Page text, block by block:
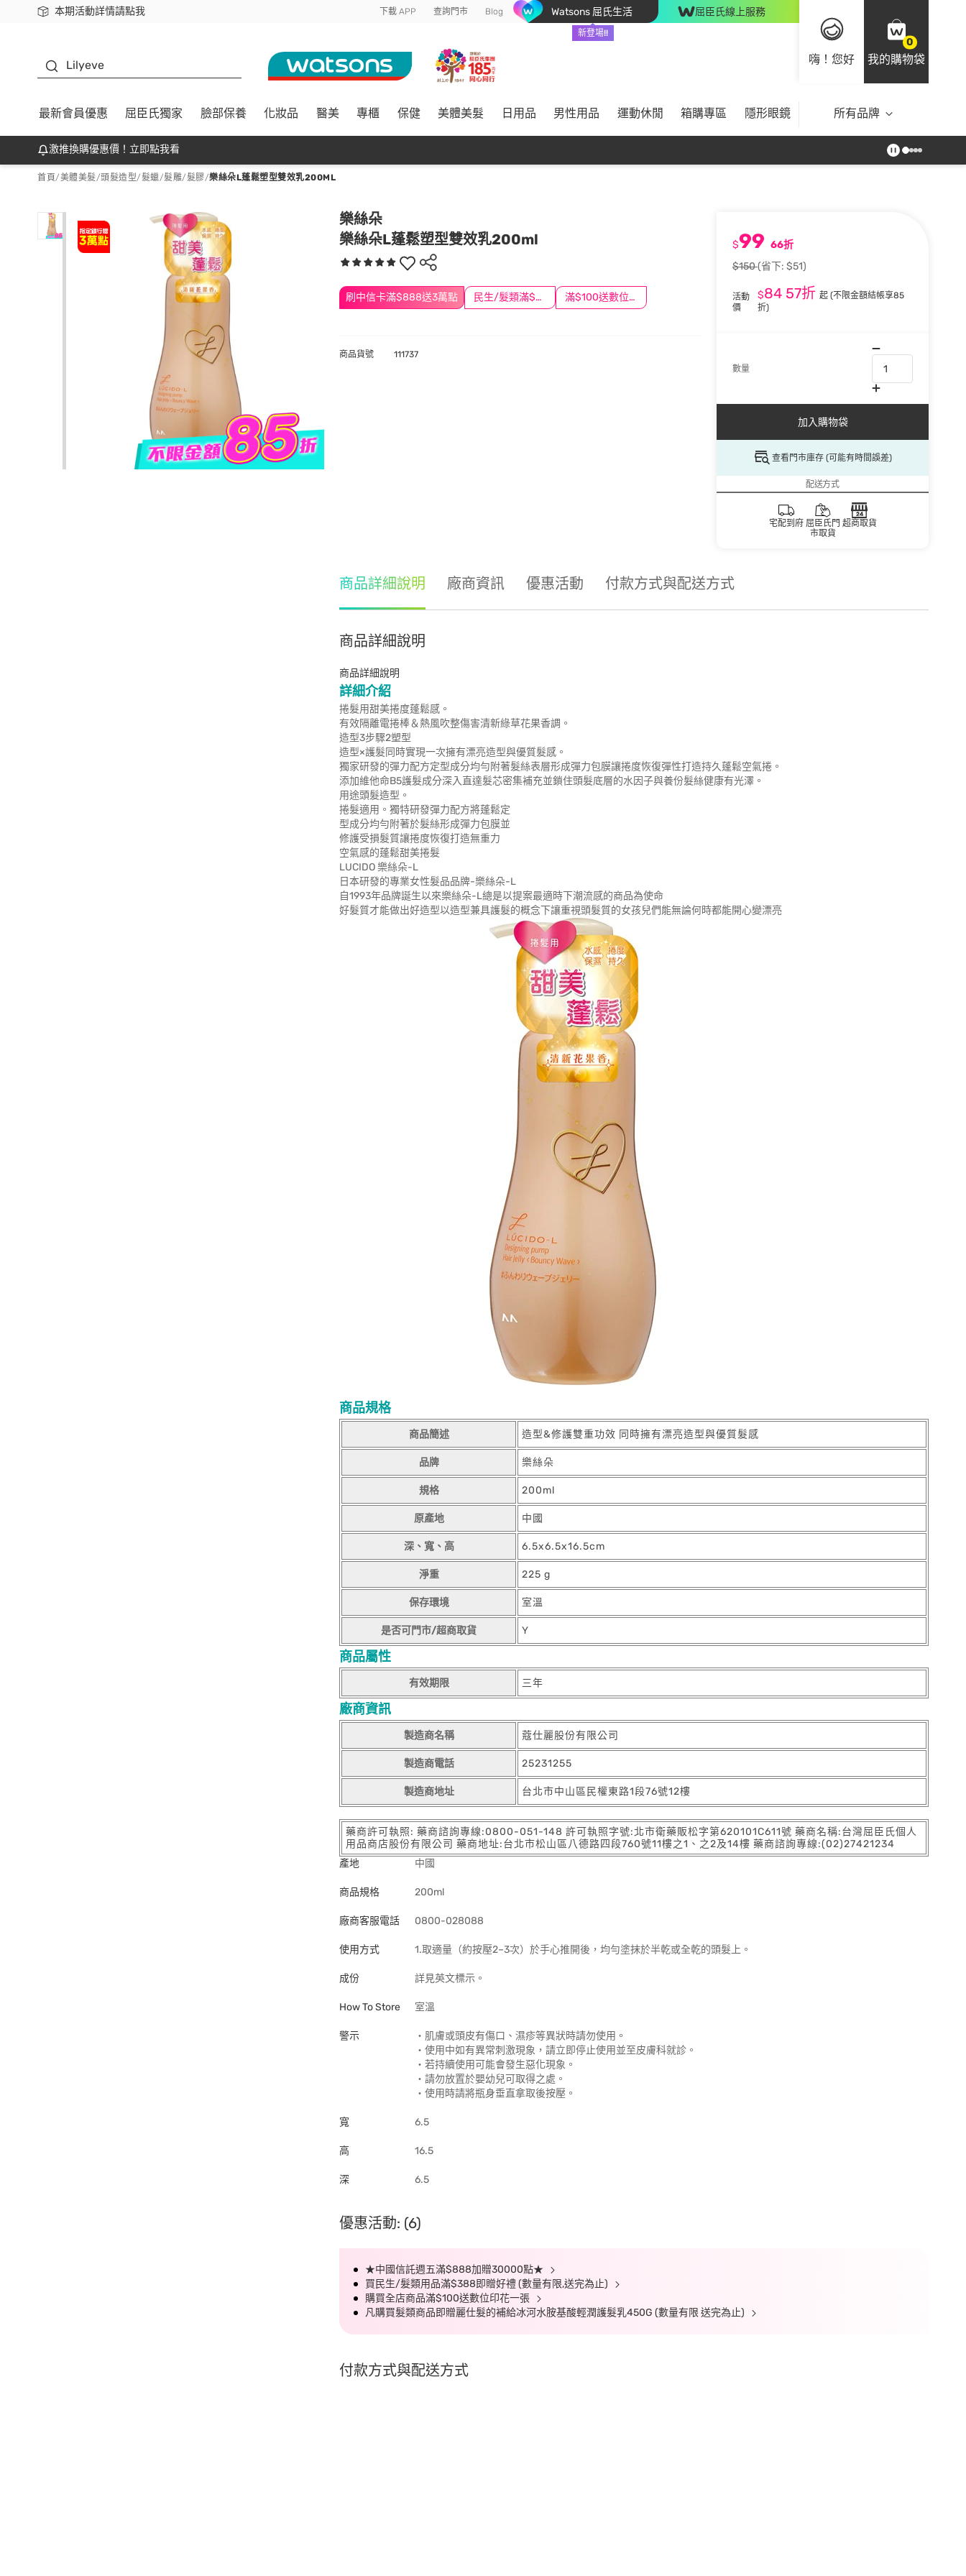
本期活動詳情請點我
下載app最高回饋$350 下載 APP 查詢門市 Blog Watsons 屈氏生活
新登場!!
屈臣氏線上服務
嗨！您好
0
我的購物袋
Lilyeve
最新會員優惠 屈臣氏獨家 臉部保養 化妝品 醫美 專櫃 保健 美體美髮 日用品 男性用品 運動休閒 箱購專區 隱形眼鏡 所有品牌
激推換購優惠價！立即點我看
首頁/美體美髮/頭髮造型/髮蠟/髮雕/髮膠/樂絲朵L蓬鬆塑型雙效乳200ML
樂絲朵
樂絲朵L蓬鬆塑型雙效乳200ml
刷中信卡滿$888送3萬點 民生/髮類滿$388送舒潔冰巾 滿$100送數位印花
$99 66折
$150(省下: $51)
活動
價
$84 57折起(不限金額結帳享85
折)
數量
加入購物袋
查看門市庫存 (可能有時間誤差)
配送方式
宅配到府 屈臣氏門
市取貨
超商取貨
商品貨號 111737
商品詳細說明 廠商資訊 優惠活動 付款方式與配送方式
商品詳細說明
商品詳細說明
詳細介紹
捲髮用甜美捲度蓬鬆感。
有效隔離電捲棒＆熱風吹整傷害清新綠草花果香調。
造型3步驟2塑型
造型×護髮同時實現一次擁有漂亮造型與優質髮感。
獨家研發的彈力配方定型成分均勻附著髮絲表層形成彈力包膜讓捲度恢復彈性打造持久蓬鬆空氣捲。
添加維他命B5護髮成分深入直達髮芯密集補充並鎖住頭髮底層的水因子與養份髮絲健康有光澤。
用途頭髮造型。
捲髮適用。獨特研發彈力配方將蓬鬆定
型成分均勻附著於髮絲形成彈力包膜並
修護受損髮質讓捲度恢復打造無重力
空氣感的蓬鬆甜美捲髮
LUCIDO 樂絲朵-L
日本研發的專業女性髮品品牌-樂絲朵-L
自1993年品牌誕生以來樂絲朵-L總是以提案最適時下潮流感的商品為使命
好髮質才能做出好造型以造型兼具護髮的概念下讓重視頭髮質的女孩兒們能無論何時都能開心變漂亮
商品規格
商品簡述 造型&修護雙重功效 同時擁有漂亮造型與優質髮感
品牌 樂絲朵
規格 200ml
原產地 中國
深、寬、高 6.5x6.5x16.5cm
淨重 225 g
保存環境 室溫
是否可門市/超商取貨 Y
商品屬性
有效期限 三年
廠商資訊
製造商名稱 蔻仕麗股份有限公司
製造商電話 25231255
製造商地址 台北市中山區民權東路1段76號12樓
藥商許可執照: 藥商諮詢專線:0800-051-148 許可執照字號:北市衛藥販松字第620101C611號 藥商名稱:台灣屈臣氏個人
用品商店股份有限公司 藥商地址:台北市松山區八德路四段760號11樓之1、之2及14樓 藥商諮詢專線:(02)27421234
產地
中國
商品規格 200ml
廠商客服電話 0800-028088
使用方式 1.取適量（約按壓2–3次）於手心推開後，均勻塗抹於半乾或全乾的頭髮上。
成份 詳見英文標示。
How To Store 室溫
警示
‧肌膚或頭皮有傷口、濕疹等異狀時請勿使用。
‧使用中如有異常刺激現象，請立即停止使用並至皮膚科就診。
‧若持續使用可能會發生惡化現象。
‧請勿放置於嬰幼兒可取得之處。
‧使用時請將瓶身垂直拿取後按壓。
寬 6.5
高 16.5
深 6.5
優惠活動: (6)
★中國信託週五滿$888加贈30000點★
買民生/髮類用品滿$388即贈好禮 (數量有限,送完為止)
購買全店商品滿$100送數位印花一張
凡購買髮類商品即贈麗仕髮的補給冰河水胺基酸輕潤護髮乳450G (數量有限 送完為止)
付款方式與配送方式